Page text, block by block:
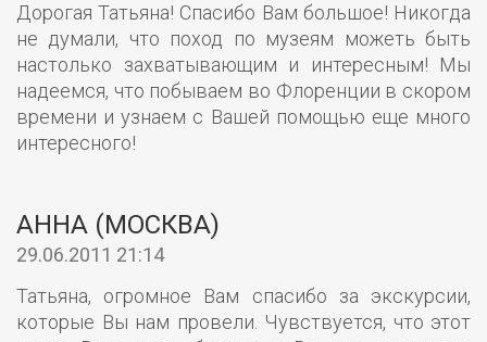
Дорогая Татьяна! Спасибо Вам большое! Никогда
не думали, что поход по музеям можеть быть
настолько захватывающим и интересным! Мы
надеемся, что побываем во Флоренции в скором
времени и узнаем с Вашей помощью еще много
интересного!
АННА (МОСКВА)
29.06.2011 21:14
Татьяна, огромное Вам спасибо за экскурсии,
которые Вы нам провели. Чувствуется, что этот